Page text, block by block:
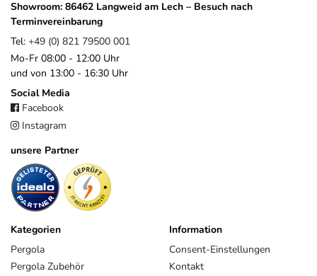
Marke Weide bündelt dabei gezielt Produkte, die funktional
abgestimmt sind.
Im Gegensatz zu anonymen Importlösungen profitieren Sie von
einem klaren Ansprechpartner, gewachsenen Strukturen und einem
Unternehmen, das langfristig hinter seinen Produkten steht.
EU-Verantwortlicher
Pegaso Marine Handel und Service GmbH
Weberstrasse 8
86462 Langweid am Lech
service@heimundgarten24.de
+49 821 79500 001
https://www.weide.de/kontakt/
Showroom: 86462 Langweid am Lech – Besuch nach
Terminvereinbarung
Tel: +49 (0) 821 79500 001
Mo-Fr 08:00 - 12:00 Uhr
und von 13:00 - 16:30 Uhr
Social Media
Facebook
Instagram
unsere Partner
Kategorien
Pergola
Pergola Zubehör
Information
Consent-Einstellungen
Kontakt